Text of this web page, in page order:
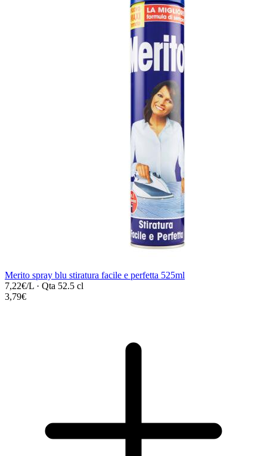
Merito spray blu stiratura facile e perfetta 525ml
7,22€/L · Qta 52.5 cl
3,79€